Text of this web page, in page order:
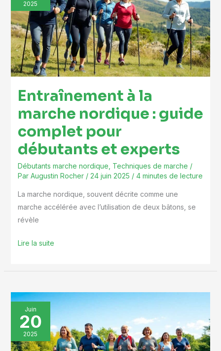
2025
Entraînement à la
marche nordique : guide
complet pour
débutants et experts
Débutants marche nordique Techniques de marche /
Par Augustin Rocher / 24 juin 2025 / 4 minutes de lecture
La marche nordique, souvent décrite comme une
marche accélérée avec l’utilisation de deux bâtons, se
révèle
marche
nordique
:
guide
complet
débutants
experts
Lire la suite
Juin
20
2025
clés
pour
préparer